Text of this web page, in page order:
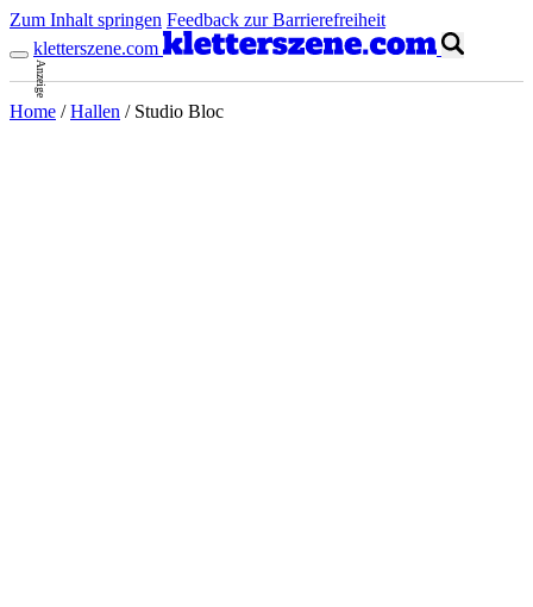
Zum Inhalt springen Feedback zur Barrierefreiheit
kletterszene.com
Anzeige
Home / Hallen / Studio Bloc